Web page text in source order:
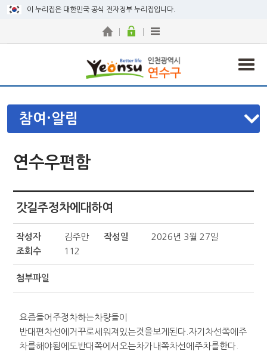
이 누리집은 대한민국 공식 전자정부 누리집입니다.
참여·알림
연수우편함
갓길주정차에대하여
작성자 김주만 작성일
2026년 3월 27일
조회수
112
첨부파일
요즘들어주정차하는차량들이
반대편차선에거꾸로세워져있는것을보게된다.자기차선쪽에주
차를해야됨에도반대쪽에서오는차가내쪽차선에주차를한다.